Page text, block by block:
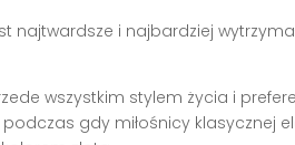
najtwardsze i najbardziej
wszystkim stylem życia i
gdy miłośnicy klasycznej